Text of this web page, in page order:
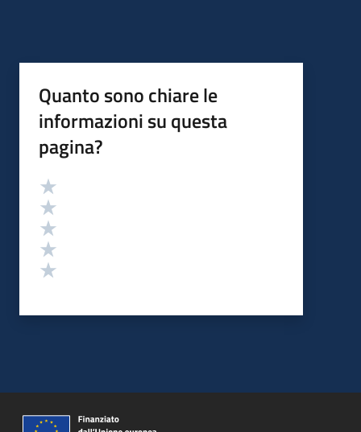
Quanto sono chiare le
informazioni su questa
pagina?
Valutazione